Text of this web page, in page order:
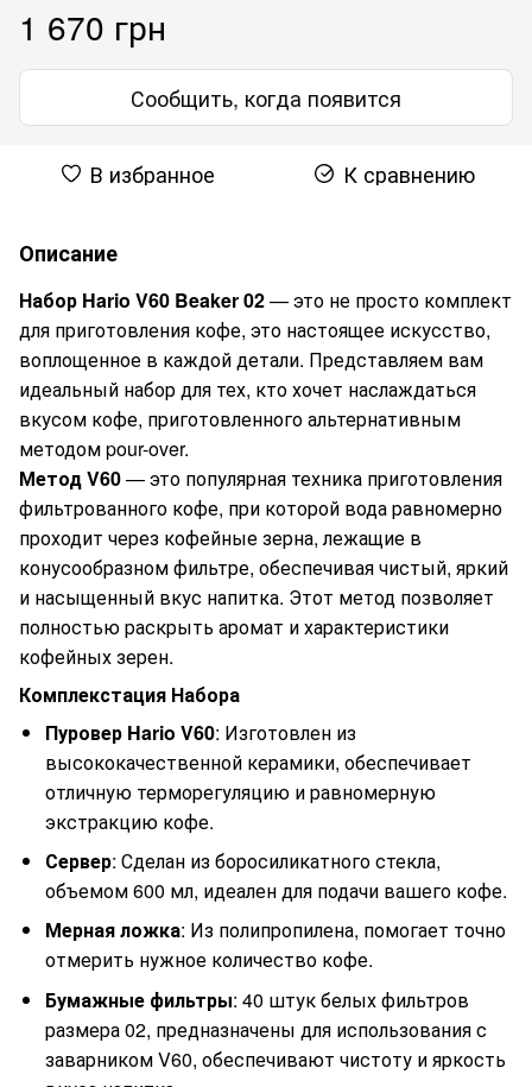
1 670 грн
Сообщить, когда появится
В избранное К сравнению
Описание
Набор Hario V60 Beaker 02— это не просто комплект
для приготовления кофе, это настоящее искусство,
воплощенное в каждой детали. Представляем вам
идеальный набор для тех, кто хочет наслаждаться
вкусом кофе, приготовленного альтернативным
методом pour-over.
Метод V60— это популярная техника приготовления
фильтрованного кофе, при которой вода равномерно
проходит через кофейные зерна, лежащие в
конусообразном фильтре, обеспечивая чистый, яркий
и насыщенный вкус напитка. Этот метод позволяет
полностью раскрыть аромат и характеристики
кофейных зерен.
Комплекстация Набора
Пуровер Hario V60: Изготовлен из
высококачественной керамики, обеспечивает
отличную терморегуляцию и равномерную
экстракцию кофе.
Сервер: Сделан из боросиликатного стекла,
объемом 600 мл, идеален для подачи вашего кофе.
Мерная ложка: Из полипропилена, помогает точно
отмерить нужное количество кофе.
Бумажные фильтры: 40 штук белых фильтров
размера 02, предназначены для использования с
заварником V60, обеспечивают чистоту и яркость